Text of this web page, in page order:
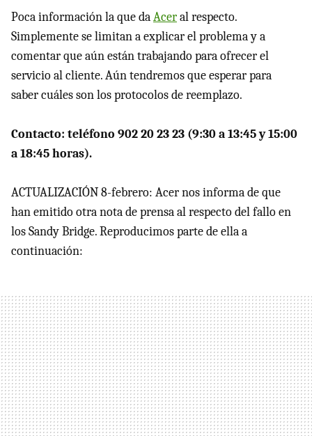
Poca información la que daAceral respecto.
Simplemente se limitan a explicar el problema y a
comentar que aún están trabajando para ofrecer el
servicio al cliente. Aún tendremos que esperar para
saber cuáles son los protocolos de reemplazo.
Contacto: teléfono 902 20 23 23 (9:30 a 13:45 y 15:00
a 18:45 horas).
ACTUALIZACIÓN 8-febrero: Acer nos informa de que
han emitido otra nota de prensa al respecto del fallo en
los Sandy Bridge. Reproducimos parte de ella a
continuación: